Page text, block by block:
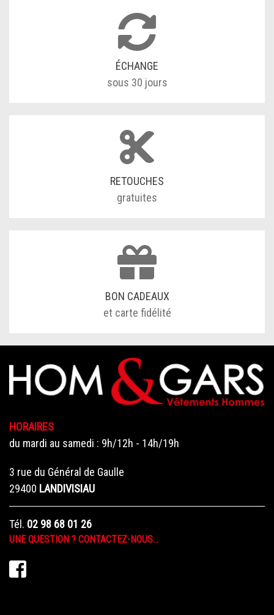
ÉCHANGE
sous 30 jours
RETOUCHES
gratuites
BON CADEAUX
et carte fidélité
HORAIRES
du mardi au samedi : 9h/12h - 14h/19h
3 rue du Général de Gaulle
29400 LANDIVISIAU
Tél. 02 98 68 01 26
UNE QUESTION ? CONTACTEZ-NOUS…